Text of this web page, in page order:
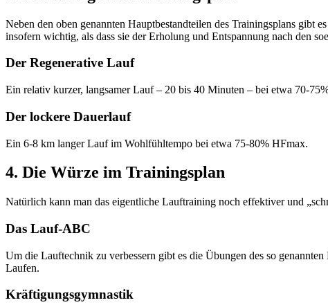
Neben den oben genannten Hauptbestandteilen des Trainingsplans gibt
insofern wichtig, als dass sie der Erholung und Entspannung nach den
Der Regenerative Lauf
Ein relativ kurzer, langsamer Lauf – 20 bis 40 Minuten – bei etwa 70-
Der lockere Dauerlauf
Ein 6-8 km langer Lauf im Wohlfühltempo bei etwa 75-80% HFmax.
4. Die Würze im Trainingsplan
Natürlich kann man das eigentliche Lauftraining noch effektiver und
Das Lauf-ABC
Um die Lauftechnik zu verbessern gibt es die Übungen des so
Laufen.
Kräftigungsgymnastik